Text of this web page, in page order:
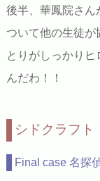
後半、華鳳院さん
ついて他の生徒が
とりがしっかり
んだわ！！
シドクラフト
Final case 名探